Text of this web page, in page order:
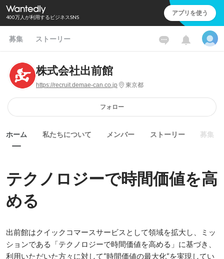
400万人が利用するビジネスSNS アプリを使う
募集 ストーリー
株式会社出前館
https://recruit.demae-can.co.jp 東京都
フォロー
ホーム 私たちについて メンバー ストーリー 募集
テクノロジーで時間価値を高
める
出前館はクイックコマースサービスとして領域を拡大し、ミッ
ションである「テクノロジーで時間価値を高める」に基づき、
利用いただいた方々に対して“時間価値の最大化“を実現してい